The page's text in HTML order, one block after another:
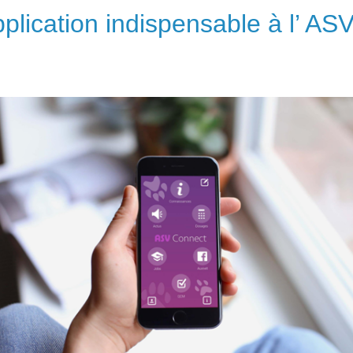
indispensable à l’